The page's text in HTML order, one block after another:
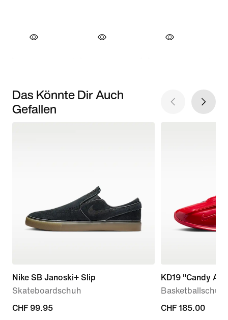
Das Könnte Dir Auch
Gefallen
Nike SB Janoski+ Slip
Skateboardschuh
CHF 99.95
CHF 99.95
KD19 "Candy
Basketballschuh
CHF 185.00
CHF 185.00